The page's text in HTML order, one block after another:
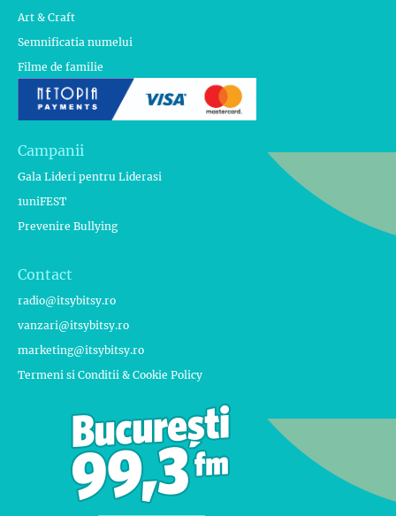
Art & Craft
Semnificatia numelui
Filme de familie
Campanii
Gala Lideri pentru Liderasi
1uniFEST
Prevenire Bullying
Contact
radio@itsybitsy.ro
vanzari@itsybitsy.ro
marketing@itsybitsy.ro
Termeni si Conditii & Cookie Policy